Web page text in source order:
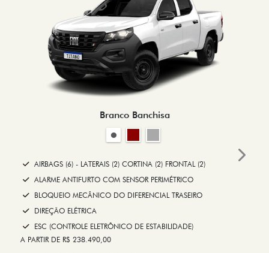
Branco Banchisa
AIRBAGS (6) - LATERAIS (2) CORTINA (2) FRONTAL (2)
ALARME ANTIFURTO COM SENSOR PERIMÉTRICO
BLOQUEIO MECÂNICO DO DIFERENCIAL TRASEIRO
DIREÇÃO ELÉTRICA
ESC (CONTROLE ELETRÔNICO DE ESTABILIDADE)
A PARTIR DE R$ 238.490,00
Next